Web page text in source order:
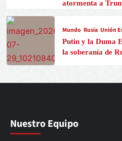
atormenta a
Mundo Rusia Unión
Putin y la Duma
la soberanía de
Nuestro Equipo